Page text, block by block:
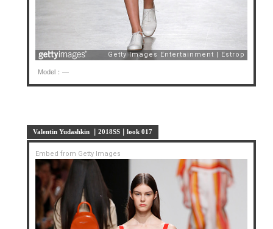
Model：—
Valentin Yudashkin ｜2018SS｜look 017
Embed from Getty Images